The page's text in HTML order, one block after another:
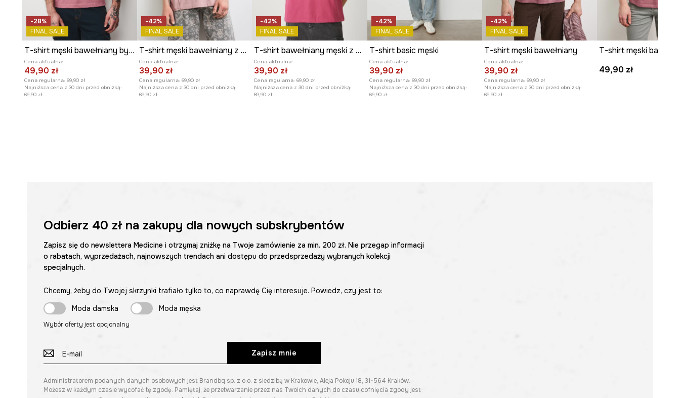
-28%
FINAL SALE
T-shirt męski bawełniany by Paweł Szlotawa, Grafika Polska
Cena aktualna:
49,90 zł
Cena regularna: 69,90 zł
Najniższa cena z 30 dni przed obniżką:
69,90 zł
-42%
FINAL SALE
T-shirt męski bawełniany z nadrukiem
Cena aktualna:
39,90 zł
Cena regularna: 69,90 zł
Najniższa cena z 30 dni przed obniżką:
69,90 zł
-42%
FINAL SALE
T-shirt bawełniany męski z nadrukiem
Cena aktualna:
39,90 zł
Cena regularna: 69,90 zł
Najniższa cena z 30 dni przed obniżką:
69,90 zł
-42%
FINAL SALE
T-shirt basic męski
Cena aktualna:
39,90 zł
Cena regularna: 69,90 zł
Najniższa cena z 30 dni przed obniżką:
69,90 zł
-42%
FINAL SALE
T-shirt męski bawełniany
Cena aktualna:
39,90 zł
Cena regularna: 69,90 zł
Najniższa cena z 30 dni przed obniżką:
69,90 zł
T-shirt męski
49,90 zł
Odbierz 40 złna zakupy dla nowych subskrybentów
Zapisz się do newslettera Medicine i otrzymaj zniżkę na Twoje zamówienie za min. 200 zł. Nie przegap informacji
o rabatach, wyprzedażach, najnowszych trendach ani dostępu do przedsprzedaży wybranych kolekcji
specjalnych.
Chcemy, żeby do Twojej skrzynki trafiało tylko to, co naprawdę Cię interesuje. Powiedz, czy jest to:
Moda damska
Moda męska
Wybór oferty jest opcjonalny
Zapisz mnie
Administratorem podanych danych osobowych jest Brandbq sp. z o.o. z siedzibą w Krakowie, Aleja Pokoju 18, 31-564 Kraków.
Możesz w każdym czasie wycofać tę zgodę. Pamiętaj, że przetwarzanie przez nas Twoich danych do czasu cofnięcia zgody jest